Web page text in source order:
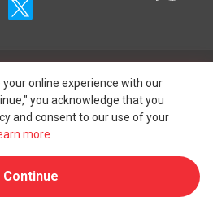
online experience with our
you acknowledge that you
and consent to our use of your
more
Continue
+852 3702 1796
+44 207 193 1138